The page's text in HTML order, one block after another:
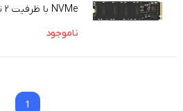
NVMe با ظرفیت 2 ترابایت
ناموجود
11